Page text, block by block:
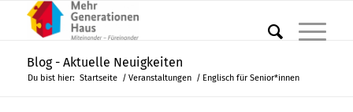
Blog - Aktuelle Neuigkeiten
Du bist hier: Startseite / Veranstaltungen / Englisch für Senior*innen